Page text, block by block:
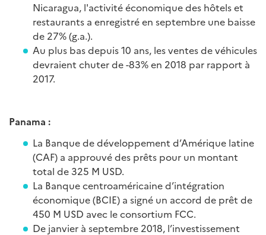
Nicaragua, l'activité économique des hôtels et
restaurants a enregistré en septembre une baisse
de 27% (g.a.).
Au plus bas depuis 10 ans, les ventes de véhicules
devraient chuter de -83% en 2018 par rapport à
2017.
Panama :
La Banque de développement d’Amérique latine
(CAF) a approuvé des prêts pour un montant
total de 325 M USD.
La Banque centroaméricaine d’intégration
économique (BCIE) a signé un accord de prêt de
450 M USD avec le consortium FCC.
De janvier à septembre 2018, l’investissement